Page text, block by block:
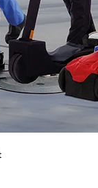
GmbH
Ihr
helfe ich Ihnen
8153 407 96